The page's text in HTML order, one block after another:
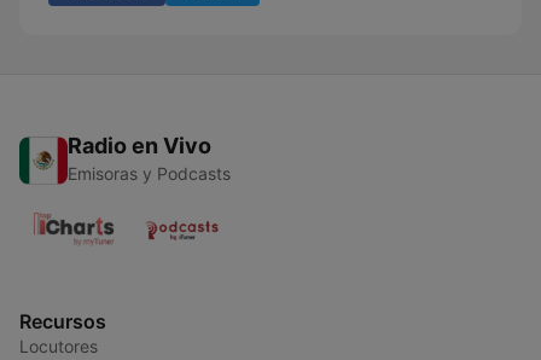
Radio en Vivo
Emisoras y Podcasts
Recursos
Locutores